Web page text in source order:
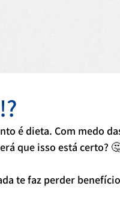
é dieta. Com medo
que isso está certo?
te faz perder